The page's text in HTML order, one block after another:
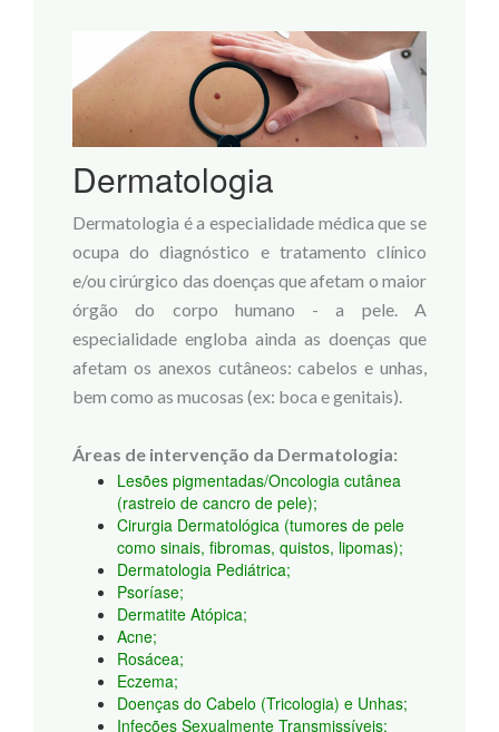
Dermatologia
Dermatologia é a especialidade médica que se
ocupa do diagnóstico e tratamento clínico
e/ou cirúrgico das doenças que afetam o maior
órgão do corpo humano - a pele. A
especialidade engloba ainda as doenças que
afetam os anexos cutâneos: cabelos e unhas,
bem como as mucosas (ex: boca e genitais).
Áreas de intervenção da Dermatologia:
Lesões pigmentadas/Oncologia cutânea
(rastreio de cancro de pele);
Cirurgia Dermatológica (tumores de pele
como sinais, fibromas, quistos, lipomas);
Dermatologia Pediátrica;
Psoríase;
Dermatite Atópica;
Acne;
Rosácea;
Eczema;
Doenças do Cabelo (Tricologia) e Unhas;
Infeções Sexualmente Transmissíveis;